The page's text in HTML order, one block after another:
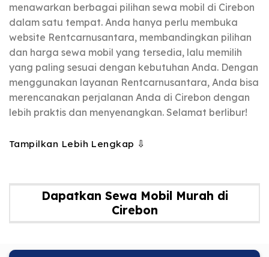
menawarkan berbagai pilihan sewa mobil di Cirebon
dalam satu tempat. Anda hanya perlu membuka
website Rentcarnusantara, membandingkan pilihan
dan harga sewa mobil yang tersedia, lalu memilih
yang paling sesuai dengan kebutuhan Anda. Dengan
menggunakan layanan Rentcarnusantara, Anda bisa
merencanakan perjalanan Anda di Cirebon dengan
lebih praktis dan menyenangkan. Selamat berlibur!
Tampilkan Lebih Lengkap ⇩
Dapatkan Sewa Mobil Murah di
Cirebon